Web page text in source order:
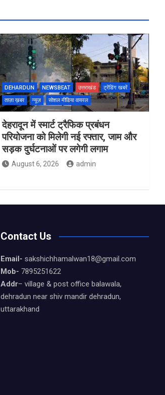
DEHARDUN NEWSBEAT उत्तराखंड
ट्रेंडिंग खबरें
ताज़ा ख़बर
न्यूज़ सोशल मीडिया वायरल
देहरादून में स्मार्ट ट्रैफिक प्रबंधन
परियोजना को मिलेगी नई रफ्तार, जाम और
सड़क दुर्घटनाओं पर लगेगी लगाम
August 6, 2026 admin
Contact Us
Email- sakshichhamalwan18@gmail.com
Mob- 7895251622
Addr– village & post office balawala,
dehradun near shiv mandir dehradun,
uttarakhand